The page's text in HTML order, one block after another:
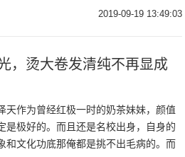
是唐嫣旗下最火的小花陈钰琪，她的身材
2019-09-19 13:49:03
，烫大卷发清纯不再显成
天作为曾经红极一时的奶茶妹妹，颜值
是极好的。而且还是名校出身，自身的
和文化功底那俺都是挑不出毛病的。而